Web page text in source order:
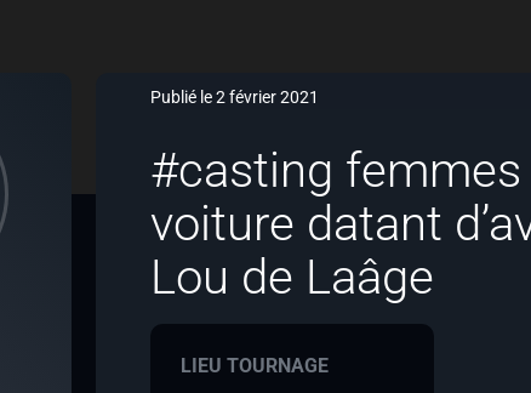
Publié le 2 février 2021
#casting
voiture datant
Lou de Laâge
LIEU TOURNAGE